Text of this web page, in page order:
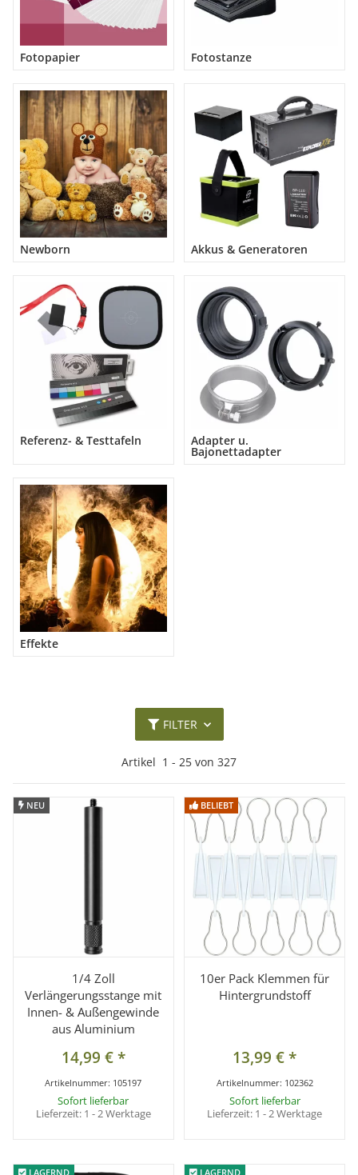
Fotopapier Fotostanze
Newborn Akkus & Generatoren
Referenz- & Testtafeln Adapter u.
Bajonettadapter
Effekte
FILTER
Artikel 1 - 25 von 327
NEU
NEU
1/4 Zoll
Verlängerungsstange mit
Innen- & Außengewinde
aus Aluminium
14,99 €*
Artikelnummer: 105197
Sofort lieferbar
Lieferzeit: 1 - 2 Werktage
BELIEBT
BELIEBT
10er Pack Klemmen für
Hintergrundstoff
13,99 €*
Artikelnummer: 102362
Sofort lieferbar
Lieferzeit: 1 - 2 Werktage
LAGERND
LAGERND LAGERND
LAGERND